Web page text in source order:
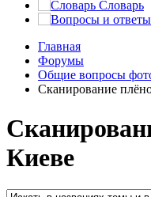
Словарь
Главная
Форумы
Общие вопросы
Сканирование
Киеве